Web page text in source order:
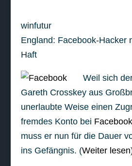
winfutur
England: Facebook-Hacker
Haft
Weil sich
Gareth Crosskey aus
unerlaubte Weise einen
fremdes Konto bei Facebook
muss er nun für die Dauer
ins Gefängnis. (Weiter lesen